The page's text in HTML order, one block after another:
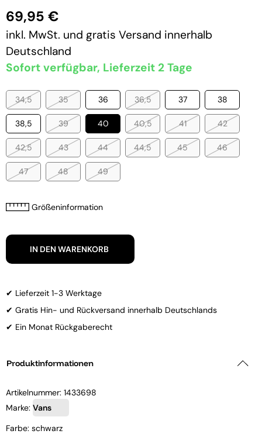
69,95 €
inkl. MwSt. und gratis Versand innerhalb
Deutschland
Sofort verfügbar, Lieferzeit 2 Tage
34,5 35 36 36,5 37 38
38,5 39 40 40,5 41 42
42,5 43 44 44,5 45 46
47 48 49
Größeninformation
IN DEN WARENKORB
✔ Lieferzeit 1-3 Werktage
✔ Gratis Hin- und Rückversand innerhalb Deutschlands
✔ Ein Monat Rückgaberecht
Produktinformationen
Artikelnummer: 1433698
Marke: Vans
Farbe: schwarz